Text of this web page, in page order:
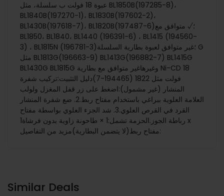
عبوة 18 فولت ب سلسلة، مثل BL1850B(197285-8)،
BL1840B(197270-1)، BL1830B(197602-2)،
BL1430B(197618-7)، BL1820B(197487-6)؛√ متوافق مع
BL1850، BL1840، BL1440 (196391-6) ، BL1415 (194560-
3) ، BL1815N (196781-3)؛غير متوافق لعبوة بطارية السلسلة G
مثل BL1813G(196663-9) BL1413G(196882-7) BL1415G
BL1430G BL1815G وغيرهاغير متوافق مع بطارية Ni-CD 18
فولت مثل 1822 (194465-7)دليل التثبيت:تركيب شفرة
المنشار (غير مشمول):اضغط على زر قفل المغزل ولولب
العلامة العلوية ببراغي باستخدام مفتاح ربط.2. ضع شفرة المنشار
القرد في القرص العلوي.3. شد الجزء العلوي بواسطة مفتاح
رباطة الجوز.الحزمة تشمل:1 × طاحونة زاوية بدون فرشاة1 x
مفتاح ربط(لا يتضمن البطارية)مزيد من التفاصيل:
Similar Deals